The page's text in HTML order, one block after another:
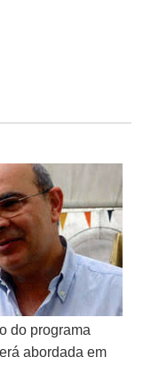
do programa
abordada em